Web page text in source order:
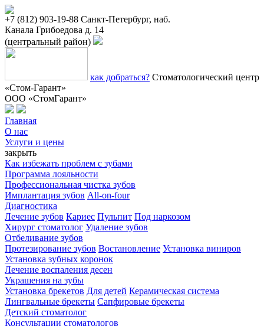
+7 (812) 903-19-88 Санкт-Петербург, наб.
Канала Грибоедова д. 14
(центральный район)
как добраться? Стоматологический центр
«Стом-Гарант»
ООО «СтомГарант»
Главная
О нас
Услуги и цены
закрыть
Как избежать проблем с зубами
Программа лояльности
Профессиональная чистка зубов
Имплантация зубов All-on-four
Диагностика
Лечение зубов Кариес Пульпит Под наркозом
Хирург стоматолог Удаление зубов
Отбеливание зубов
Протезирование зубов Востановление Установка виниров
Установка зубных коронок
Лечение воспаления десен
Украшения на зубы
Установка брекетов Для детей Керамическая система
Лингвальные брекеты Сапфировые брекеты
Детский стоматолог
Консультации стоматологов